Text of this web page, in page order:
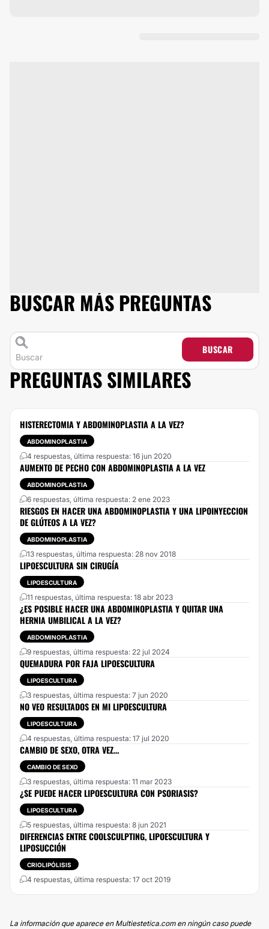
BUSCAR MÁS PREGUNTAS
BUSCAR
PREGUNTAS SIMILARES
HISTERECTOMIA Y ABDOMINOPLASTIA A LA VEZ?
ABDOMINOPLASTIA
4 respuestas, última respuesta: 16 jun 2020
AUMENTO DE PECHO CON ABDOMINOPLASTIA A LA VEZ
ABDOMINOPLASTIA
6 respuestas, última respuesta: 2 ene 2023
RIESGOS EN HACER UNA ABDOMINOPLASTIA Y UNA LIPOINYECCION
DE GLÚTEOS A LA VEZ?
ABDOMINOPLASTIA
13 respuestas, última respuesta: 28 nov 2018
LIPOESCULTURA SIN CIRUGÍA
LIPOESCULTURA
11 respuestas, última respuesta: 18 abr 2023
¿ES POSIBLE HACER UNA ABDOMINOPLASTIA Y QUITAR UNA
HERNIA UMBILICAL A LA VEZ?
ABDOMINOPLASTIA
9 respuestas, última respuesta: 22 jul 2024
QUEMADURA POR FAJA LIPOESCULTURA
LIPOESCULTURA
3 respuestas, última respuesta: 7 jun 2020
NO VEO RESULTADOS EN MI LIPOESCULTURA
LIPOESCULTURA
4 respuestas, última respuesta: 17 jul 2020
CAMBIO DE SEXO, OTRA VEZ…
CAMBIO DE SEXO
3 respuestas, última respuesta: 11 mar 2023
¿SE PUEDE HACER LIPOESCULTURA CON PSORIASIS?
LIPOESCULTURA
5 respuestas, última respuesta: 8 jun 2021
DIFERENCIAS ENTRE COOLSCULPTING, LIPOESCULTURA Y
LIPOSUCCIÓN
CRIOLIPÓLISIS
4 respuestas, última respuesta: 17 oct 2019
La información que aparece en Multiestetica.com en ningún caso puede